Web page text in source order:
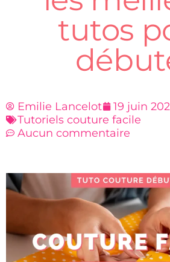
tutos
Emilie Lancelot
19 juin
Tutoriels couture facile
Aucun commentaire